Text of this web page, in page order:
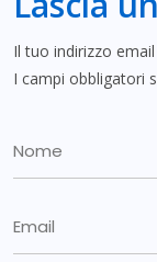
Il tuo indirizzo
I campi obbligatori